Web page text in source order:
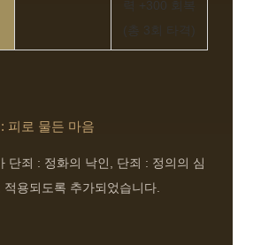
력 +300 회복
(총 3회 타격)
피로 물든 마음
단죄 : 정화의 낙인, 단죄 : 정의의 심
적용되도록 추가되었습니다.